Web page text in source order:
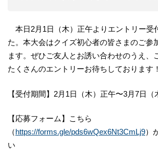
本日2月1日（木）正午よりエントリー受
た。本大会はクイズ初心者の皆さまのご参
ます。ぜひご友人とお誘い合わせのうえ、
たくさんのエントリーお待ちしております！
【受付期間】2月1日（木）正午〜3月7日（
【応募フォーム】こちら
（https://forms.gle/pds6wQex6Nt3CmLj9）
い